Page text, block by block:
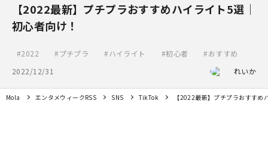
【2022最新】プチプラおすすめハイライト5選｜
初心者向け！
2022 プチプラ ハイライト 初心者
おすすめ
2022/12/31
れいか
Mola エンタメウィークRSS SNS TikTok 【2022最新】プチプラおすす